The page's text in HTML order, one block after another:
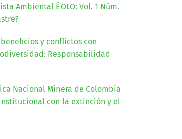
Ambiental ÉOLO: Vol. 1 Núm.
beneficios y conflictos con
Responsabilidad
Nacional Minera de Colombia
con la extinción y el